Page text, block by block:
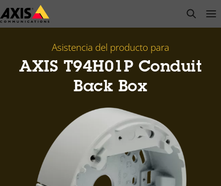
Saltar
al
open
Asistencia del producto para
AXIS T94H01P Conduit
Back Box